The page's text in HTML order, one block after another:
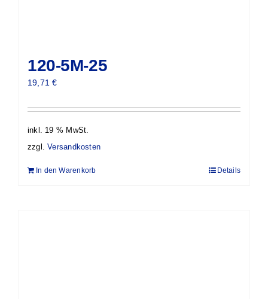
120-5M-25
19,71€
inkl. 19 % MwSt.
zzgl.Versandkosten
In den Warenkorb Details